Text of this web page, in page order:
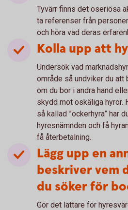
Tyvärr finns det oseriösa
ta referenser från
och höra vad deras
Kolla upp att
Undersök vad
område så undviker du att
om du bor i andra hand
skydd mot oskäliga hyror.
så kallad ”ockerhyra” har
hyresnämnden och få
få återbetalning.
Lägg upp en
beskriver vem
du söker för
Gör det lättare för